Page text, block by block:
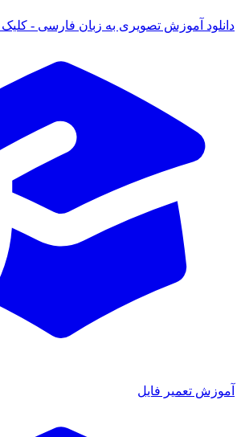
آموزش تصویری به زبان فارسی - کلیک کنید
تعمیر فایل